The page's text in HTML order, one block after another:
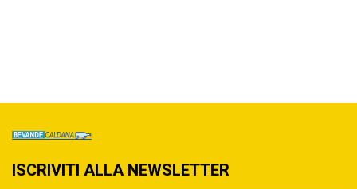
ISCRIVITI ALLA NEWSLETTER